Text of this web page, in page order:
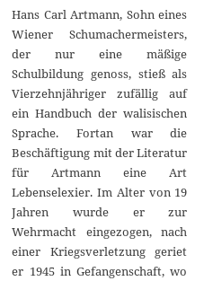
Hans Carl Artmann, Sohn eines
Wiener Schumachermeisters,
der nur eine mäßige
Schulbildung genoss, stieß als
Vierzehnjähriger zufällig auf
ein Handbuch der walisischen
Sprache. Fortan war die
Beschäftigung mit der Literatur
für Artmann eine Art
Lebenselexier. Im Alter von 19
Jahren wurde er zur
Wehrmacht eingezogen, nach
einer Kriegsverletzung geriet
er 1945 in Gefangenschaft, wo